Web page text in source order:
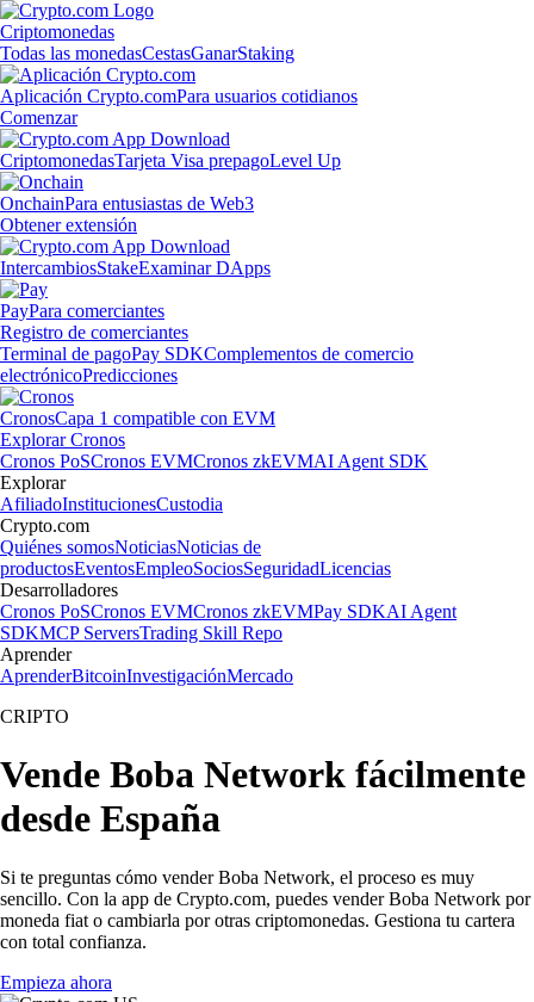
Criptomonedas
Todas las monedasCestasGanarStaking
Aplicación Crypto.comPara usuarios cotidianos
Comenzar
CriptomonedasTarjeta Visa prepagoLevel Up
OnchainPara entusiastas de Web3
Obtener extensión
IntercambiosStakeExaminar DApps
PayPara comerciantes
Registro de comerciantes
Terminal de pagoPay SDKComplementos de comercio
electrónicoPredicciones
CronosCapa 1 compatible con EVM
Explorar Cronos
Cronos PoSCronos EVMCronos zkEVMAI Agent SDK
Explorar
AfiliadoInstitucionesCustodia
Crypto.com
Quiénes somosNoticiasNoticias de
productosEventosEmpleoSociosSeguridadLicencias
Desarrolladores
Cronos PoSCronos EVMCronos zkEVMPay SDKAI Agent
SDKMCP ServersTrading Skill Repo
Aprender
AprenderBitcoinInvestigaciónMercado
CRIPTO
Vende Boba Network fácilmente
desde España
Si te preguntas cómo vender Boba Network, el proceso es muy
sencillo. Con la app de Crypto.com, puedes vender Boba Network por
moneda fiat o cambiarla por otras criptomonedas. Gestiona tu cartera
con total confianza.
Empieza ahora